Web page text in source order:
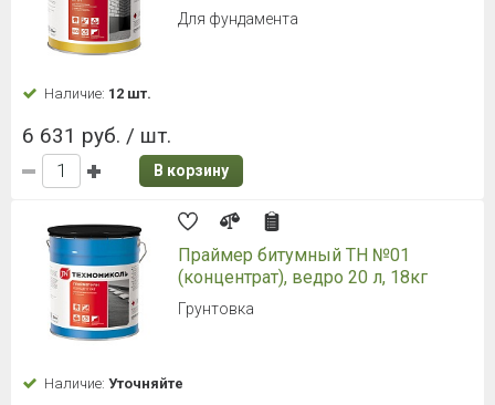
Для фундамента
Наличие: 12 шт.
6 631 руб. / шт.
В корзину
Праймер битумный ТН №01
(концентрат), ведро 20 л, 18кг
Грунтовка
Наличие: Уточняйте